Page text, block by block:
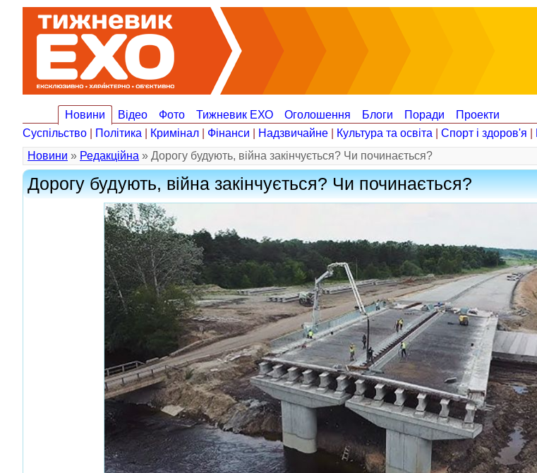
Новини Відео Фото Тижневик ЕХО Оголошення Блоги Поради
Проекти
Суспільство
Політика Кримінал Фінанси Надзвичайне Культура та освіта Спорт і здоров'я
Новини » Редакційна » Дорогу будують, війна закінчується? Чи починається?
Дорогу будують, війна закінчується? Чи починається?